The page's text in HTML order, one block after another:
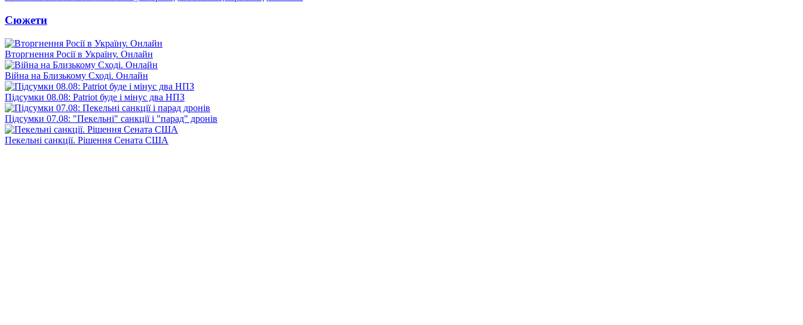
Сюжети
Вторгнення Росії в Україну. Онлайн
Війна на Близькому Сході. Онлайн
Підсумки 08.08: Patriot буде і мінус два НПЗ
Підсумки 07.08: "Пекельні" санкції і "парад" дронів
Пекельні санкції. Рішення Сената США